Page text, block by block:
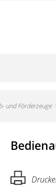
und Förderzeuge